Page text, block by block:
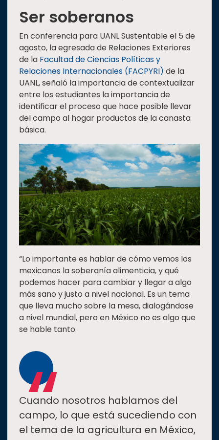
Ser soberanos
En conferencia para UANL Sustentable el 5 de
agosto, la egresada de Relaciones Exteriores
de la Facultad de Ciencias Políticas y
Relaciones Internacionales (FACPYRI) de la
UANL, señaló la importancia de contextualizar
entre los estudiantes la importancia de
identificar el proceso que hace posible llevar
del campo al hogar productos de la canasta
básica.
“Lo importante es hablar de cómo vemos los
mexicanos la soberanía alimenticia, y qué
podemos hacer para cambiar y llegar a algo
más sano y justo a nivel nacional. Es un tema
que lleva mucho sobre la mesa, dialogándose
a nivel mundial, pero en México no es algo que
se hable tanto.
“
Cuando nosotros hablamos del
campo, lo que está sucediendo con
el tema de la agricultura en México,